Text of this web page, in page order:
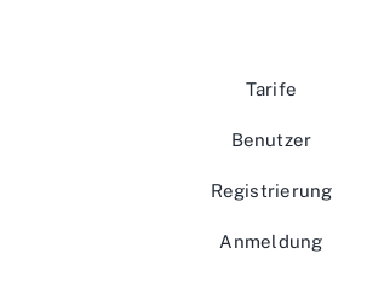
Tarife
Benutzer
Registrierung
Anmeldung